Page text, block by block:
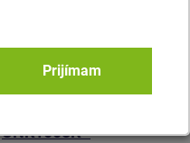
tovar
UNK1008K -
Prijímam